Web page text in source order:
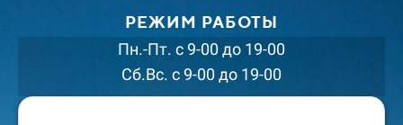
РЕЖИМ РАБОТЫ
Пн.-Пт. с 9-00 до 19-00
Сб.Вс. с 9-00 до 19-00